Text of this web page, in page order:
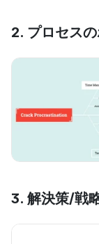
2. プロセス
3. 解決策/戦